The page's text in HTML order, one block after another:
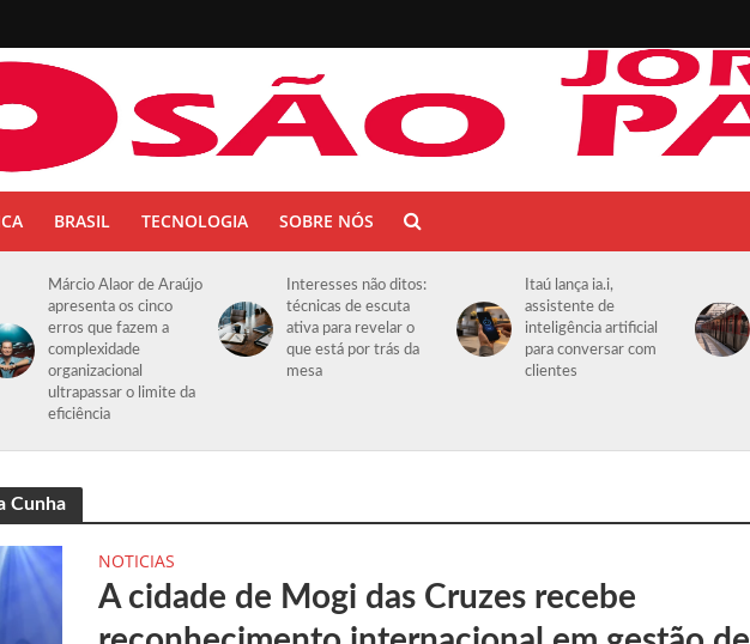
BRASIL TECNOLOGIA SOBRE NÓS
Márcio Alaor de Araújo
apresenta os cinco
erros que fazem a
complexidade
organizacional
ultrapassar o limite da
eficiência
Interesses não ditos:
técnicas de escuta
ativa para revelar o
que está por trás da
mesa
Itaú lança ia.i,
assistente de
inteligência artificial
para conversar com
clientes
Cunha
NOTICIAS
A cidade de Mogi das Cruzes recebe